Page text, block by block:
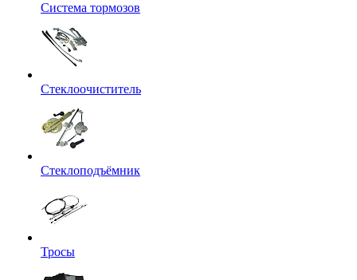
Система тормозов
Стеклоочиститель
Стеклоподъёмник
Тросы